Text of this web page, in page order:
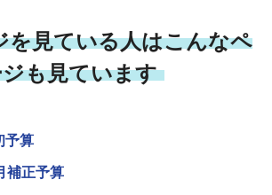
を見ている人はこんなペ
も見ています
予算
補正予算